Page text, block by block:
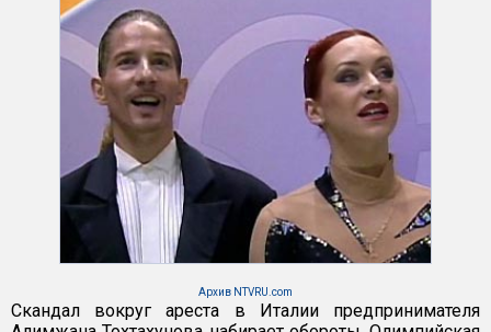
Архив NTVRU.com
Скандал вокруг ареста в Италии предпринимателя